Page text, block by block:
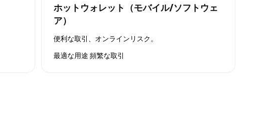
ホットウォレット（モバイル/ソフトウェ
ア）
便利な取引、オンラインリスク。
最適な用途 頻繁な取引